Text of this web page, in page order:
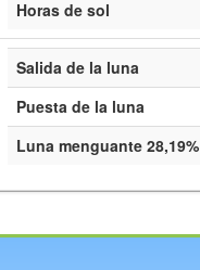
Horas de sol
Salida de la luna
Puesta de la luna
Luna menguante 28,19%